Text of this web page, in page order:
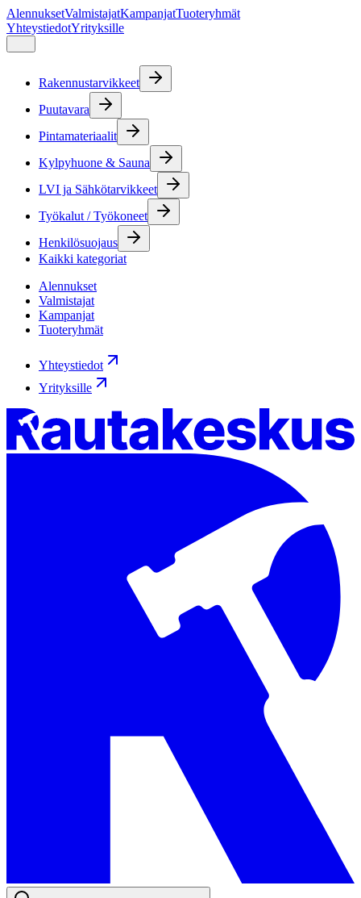
AlennuksetValmistajatKampanjatTuoteryhmät
YhteystiedotYrityksille
Rakennustarvikkeet
Puutavara
Pintamateriaalit
Kylpyhuone & Sauna
LVI ja Sähkötarvikkeet
Työkalut / Työkoneet
Henkilösuojaus
Kaikki kategoriat
Alennukset
Valmistajat
Kampanjat
Tuoteryhmät
Yhteystiedot
Yrityksille